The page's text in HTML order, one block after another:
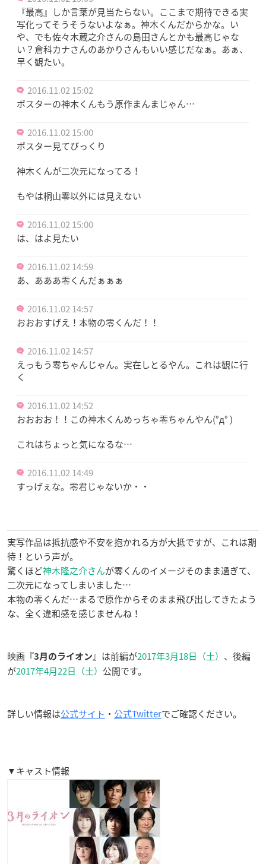
『最高』しか言葉が見当たらない。ここまで期待できる実
写化ってそうそうないよなぁ。神木くんだからかな。い
や、でも佐々木蔵之介さんの島田さんとかも最高じゃな
い？倉科カナさんのあかりさんもいい感じだなぁ。あぁ、
早く観たい。
2016.11.02 15:02
ポスターの神木くんもう原作まんまじゃん…
2016.11.02 15:00
ポスター見てびっくり
神木くんが二次元になってる！
もやは桐山零以外には見えない
2016.11.02 15:00
は、はよ見たい
2016.11.02 14:59
あ、あああ零くんだぁぁぁ
2016.11.02 14:57
おおおすげえ！本物の零くんだ！！
2016.11.02 14:57
えっもう零ちゃんじゃん。実在しとるやん。これは観に行
く
2016.11.02 14:52
おおおお！！この神木くんめっちゃ零ちゃんやん(°д° )
これはちょっと気になるな…
2016.11.02 14:49
すっげぇな。零君じゃないか・・
実写作品は抵抗感や不安を抱かれる方が大抵ですが、これは期
待！という声が。
驚くほど神木隆之介さんが零くんのイメージそのまま過ぎて、
二次元になってしまいました…
本物の零くんだ…まるで原作からそのまま飛び出してきたよう
な、全く違和感を感じませんね！
映画『3月のライオン』は前編が2017年3月18日（土） 、後編
が2017年4月22日（土） 公開です。
詳しい情報は公式サイト ・ 公式Twitterでご確認ください。
▼キャスト情報